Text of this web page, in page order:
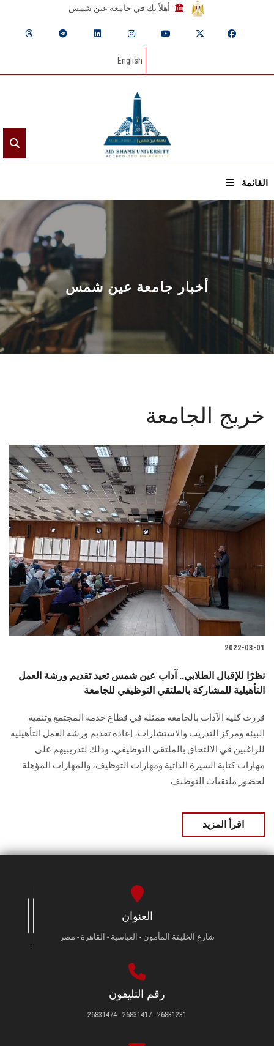
أهلاً بك في جامعة عين شمس
English
القائمة
الرئيسيـة
عن الجامعة
القطاعـات
الشئون الأكاديمية
البحث العلمي
الأنظمة الذكية
الإعلام
تواصل معنا
الطلاب
هيئة التدريس
الدراسات العليا
الزائـرون
سجل الان
أخبار جامعة عين شمس
خريج الجامعة
2022-03-01
نظرًا للإقبال الطلابي.. آداب عين شمس تعيد تقديم ورشة العمل
التأهيلية للمشاركة بالملتقي التوظيفي للجامعة
قررت كلية الآداب بالجامعة ممثلة في قطاع خدمة المجتمع وتنمية
البيئة ومركز التدريب والاستشارات، إعادة تقديم ورشة العمل التأهيلية
للراغبين في الالتحاق بالملتقى التوظيفي، وذلك لتدريبيهم على
مهارات كتابة السيرة الذاتية ومهارات التوظيف، والمهارات المؤهلة
لحضور ملتقيات التوظيف
اقرأ المزيد
العنوان
شارع الخليفة المأمون - العباسية - القاهرة - مصر
رقم التليفون
26831231 - 26831417 - 26831474